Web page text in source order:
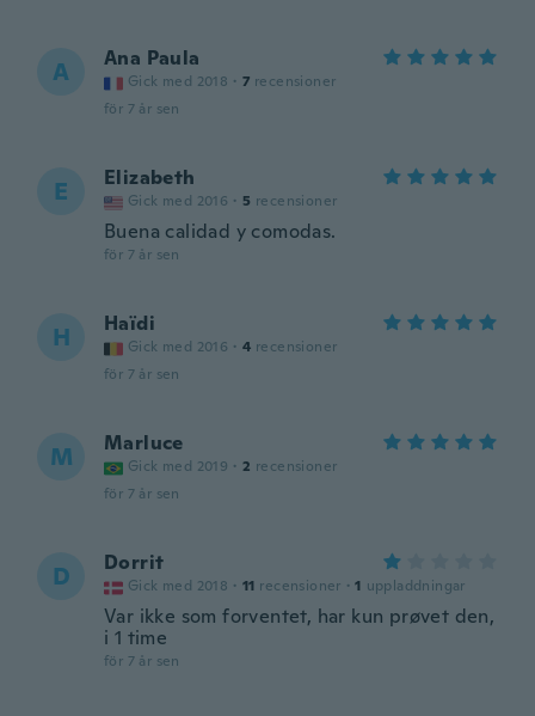
A Ana Paula
Gick med 2018 · 7 recensioner
för 7 år sen
E Elizabeth
Gick med 2016 · 5 recensioner
Buena calidad y comodas.
för 7 år sen
H Haïdi
Gick med 2016 · 4 recensioner
för 7 år sen
M Marluce
Gick med 2019 · 2 recensioner
för 7 år sen
D Dorrit
Gick med 2018 · 11 recensioner · 1 uppladdningar
Var ikke som forventet, har kun prøvet den,
i 1 time
för 7 år sen